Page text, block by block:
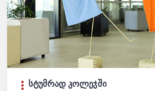
სტუმრად კოლეჯში